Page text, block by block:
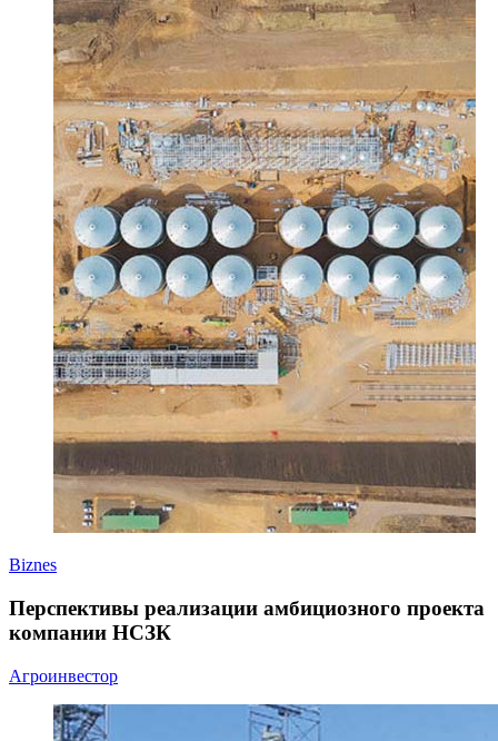
Biznes
Перспективы реализации амбициозного проекта
компании НСЗК
Агроинвестор